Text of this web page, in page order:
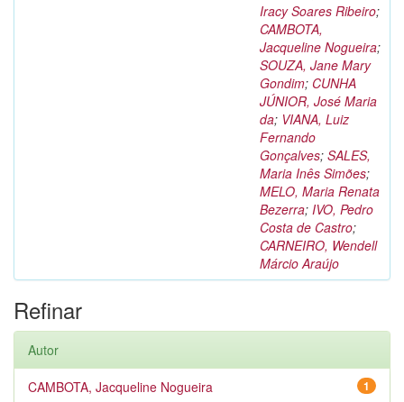
Iracy Soares Ribeiro;
CAMBOTA,
Jacqueline Nogueira;
SOUZA, Jane Mary
Gondim; CUNHA
JÚNIOR, José Maria
da; VIANA, Luiz
Fernando
Gonçalves; SALES,
Maria Inês Simões;
MELO, Maria Renata
Bezerra; IVO, Pedro
Costa de Castro;
CARNEIRO, Wendell
Márcio Araújo
Refinar
Autor
1
CAMBOTA, Jacqueline Nogueira